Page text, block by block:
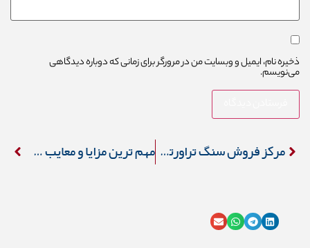
ذخیره نام، ایمیل و وبسایت من در مرورگر برای زمانی که دوباره دیدگاهی
می‌نویسم.
مرکز فروش سنگ تراورتن عباس آباد – نمایندگی مهم ترین مزایا و معایب سنگ تراورتن چیست؟